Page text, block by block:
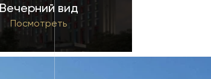
вид
Посмотреть